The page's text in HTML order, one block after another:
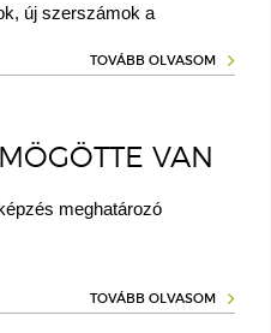
új szerszámok a
TOVÁBB OLVASOM
VAN
meghatározó
TOVÁBB OLVASOM